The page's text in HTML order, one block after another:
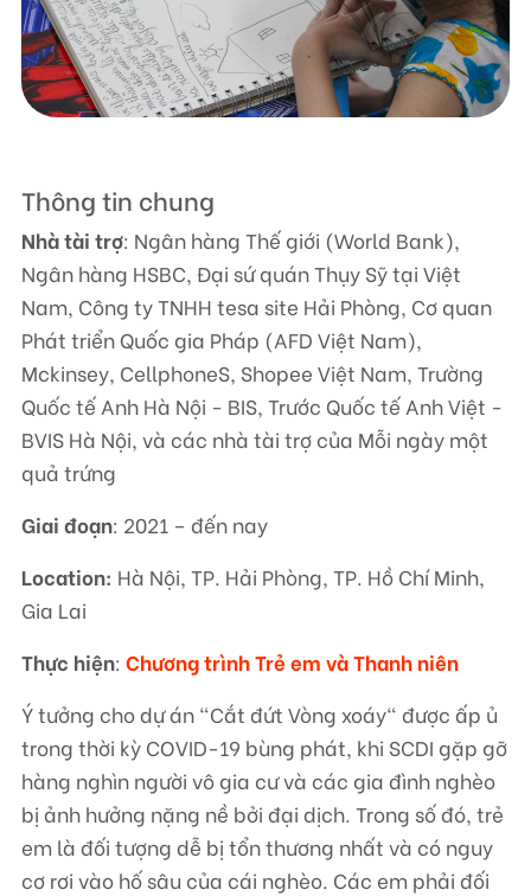
Liên hệ
Điện thoại: +84-24-3572 0689
Fax: +84-24-3572 0689
Email: scdi@scdi.org.vn
Thông tin chung
Nhà tài trợ: Ngân hàng Thế giới (World Bank),
Ngân hàng HSBC, Đại sứ quán Thụy Sỹ tại Việt
Nam, Công ty TNHH tesa site Hải Phòng, Cơ quan
Phát triển Quốc gia Pháp (AFD Việt Nam),
Mckinsey, CellphoneS, Shopee Việt Nam, Trường
Quốc tế Anh Hà Nội - BIS, Trước Quốc tế Anh Việt -
BVIS Hà Nội, và các nhà tài trợ của Mỗi ngày một
quả trứng
Giai đoạn: 2021 – đến nay
Location: Hà Nội, TP. Hải Phòng, TP. Hồ Chí Minh,
Gia Lai
Thực hiện: Chương trình Trẻ em và Thanh niên
Ý tưởng cho dự án "Cắt đứt Vòng xoáy" được ấp ủ
trong thời kỳ COVID-19 bùng phát, khi SCDI gặp gỡ
hàng nghìn người vô gia cư và các gia đình nghèo
bị ảnh hưởng nặng nề bởi đại dịch. Trong số đó, trẻ
em là đối tượng dễ bị tổn thương nhất và có nguy
cơ rơi vào hố sâu của cái nghèo. Các em phải đối